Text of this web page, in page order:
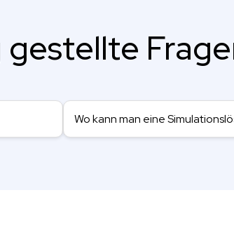
gestellte
Wo kann man eine